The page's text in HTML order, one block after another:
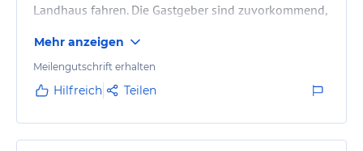
Landhaus fahren. Die Gastgeber sind zuvorkommend,
Ich kann das Landhaus Almdorf wärmstens jeden
empfehlen!
Mehr anzeigen
Meilengutschrift erhalten
Hilfreich Teilen